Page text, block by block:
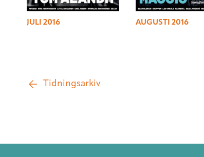
JULI 2016 AUGUSTI 2016
Tidningsarkiv